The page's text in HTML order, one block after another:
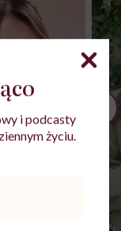
i podcasty
życiu.